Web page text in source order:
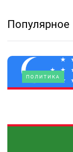
Популярное
ПОЛИТИКА